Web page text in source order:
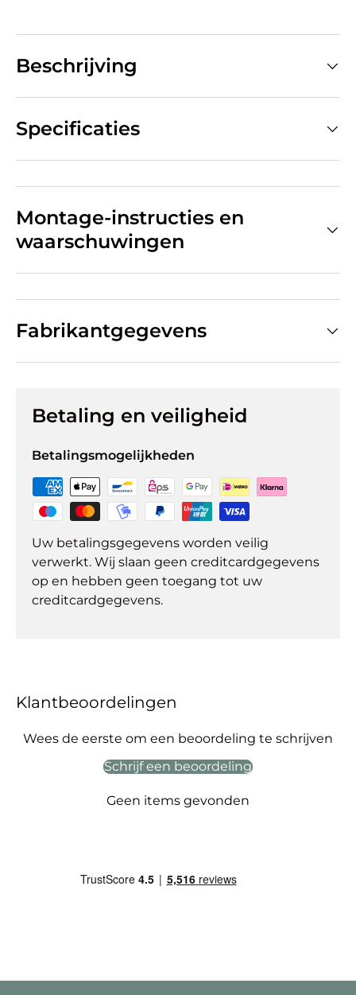
Beschrijving
Specificaties
Montage-instructies en
waarschuwingen
Fabrikantgegevens
Betaling en veiligheid
Betalingsmogelijkheden
Uw betalingsgegevens worden veilig
verwerkt. Wij slaan geen creditcardgegevens
op en hebben geen toegang tot uw
creditcardgegevens.
Klantbeoordelingen
Wees de eerste om een beoordeling te schrijven
Schrijf een beoordeling
Geen items gevonden